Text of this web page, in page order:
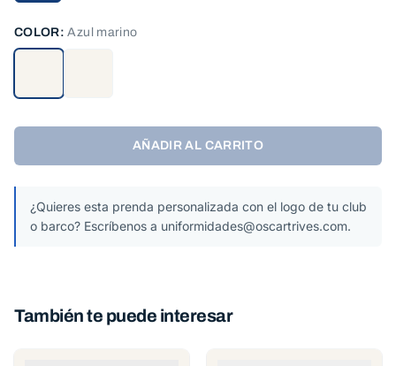
COLOR:Azul marino
AÑADIR AL CARRITO
¿Quieres esta prenda personalizada con el logo de tu club
o barco? Escríbenos a uniformidades@oscartrives.com.
También te puede interesar